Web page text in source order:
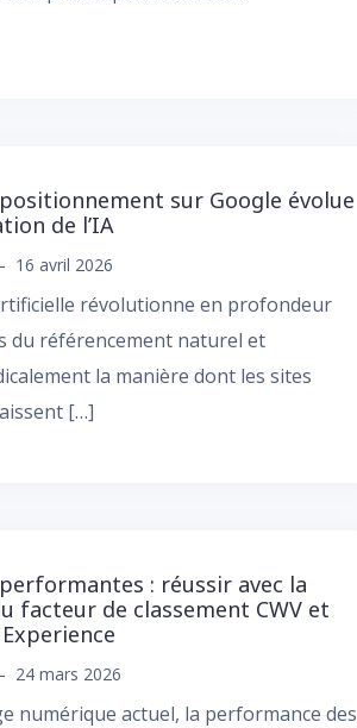
sur Google évolue
de l’IA
16 avril 2026
révolutionne en profondeur
du référencement naturel et
la manière dont les sites
[…]
: réussir avec la
facteur de classement CWV et
24 mars 2026
numérique actuel, la performance des